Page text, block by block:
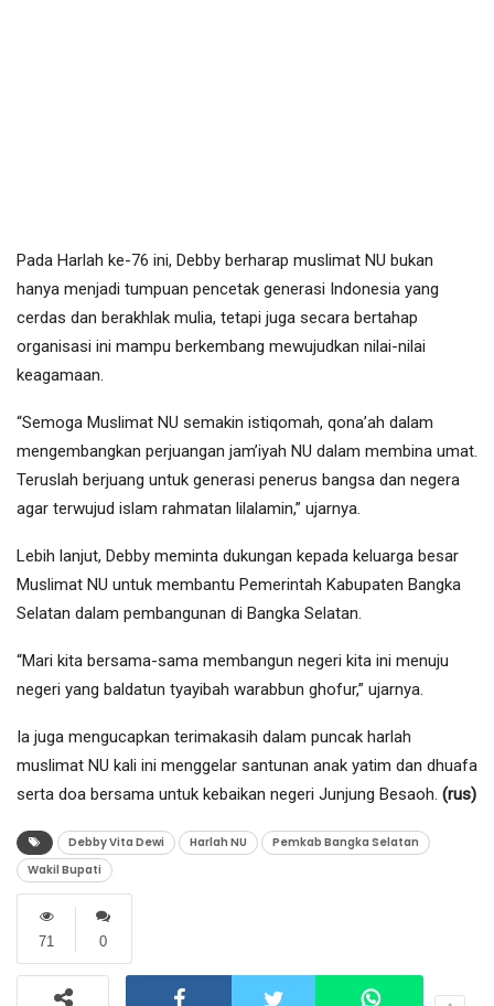
Pada Harlah ke-76 ini, Debby berharap muslimat NU bukan
hanya menjadi tumpuan pencetak generasi Indonesia yang
cerdas dan berakhlak mulia, tetapi juga secara bertahap
organisasi ini mampu berkembang mewujudkan nilai-nilai
keagamaan.
“Semoga Muslimat NU semakin istiqomah, qona’ah dalam
mengembangkan perjuangan jam’iyah NU dalam membina umat.
Teruslah berjuang untuk generasi penerus bangsa dan negera
agar terwujud islam rahmatan lilalamin,” ujarnya.
Lebih lanjut, Debby meminta dukungan kepada keluarga besar
Muslimat NU untuk membantu Pemerintah Kabupaten Bangka
Selatan dalam pembangunan di Bangka Selatan.
“Mari kita bersama-sama membangun negeri kita ini menuju
negeri yang baldatun tyayibah warabbun ghofur,” ujarnya.
Ia juga mengucapkan terimakasih dalam puncak harlah
muslimat NU kali ini menggelar santunan anak yatim dan dhuafa
serta doa bersama untuk kebaikan negeri Junjung Besaoh. (rus)
Debby Vita Dewi Harlah NU
Pemkab Bangka Selatan
Wakil Bupati
0
71